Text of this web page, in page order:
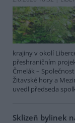
krajiny v okolí
přeshraničním
Čmelák –
Žitavské hory a
uvedl předseda
Sklizeň bylinek